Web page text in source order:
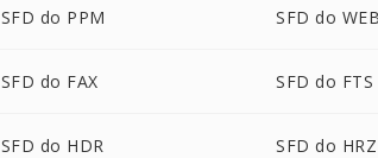
SFD do PPM SFD do
SFD do FAX SFD do FTS
SFD do HDR SFD do HRZ